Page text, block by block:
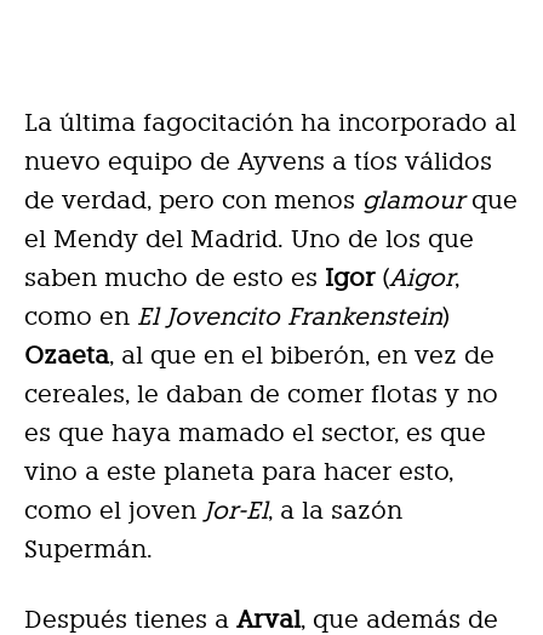
La última fagocitación ha incorporado al
nuevo equipo de Ayvens a tíos válidos
de verdad, pero con menos glamourque
el Mendy del Madrid. Uno de los que
saben mucho de esto es Igor(Aigor,
como en El Jovencito Frankenstein)
Ozaeta, al que en el biberón, en vez de
cereales, le daban de comer flotas y no
es que haya mamado el sector, es que
vino a este planeta para hacer esto,
como el joven Jor-El, a la sazón
Supermán.
Después tienes a Arval, que además de